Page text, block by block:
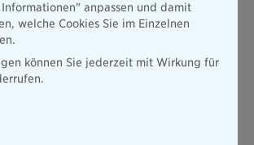
auch interessieren
Informationen" anpassen und damit
welche Cookies Sie im Einzelnen
können Sie jederzeit mit Wirkung für